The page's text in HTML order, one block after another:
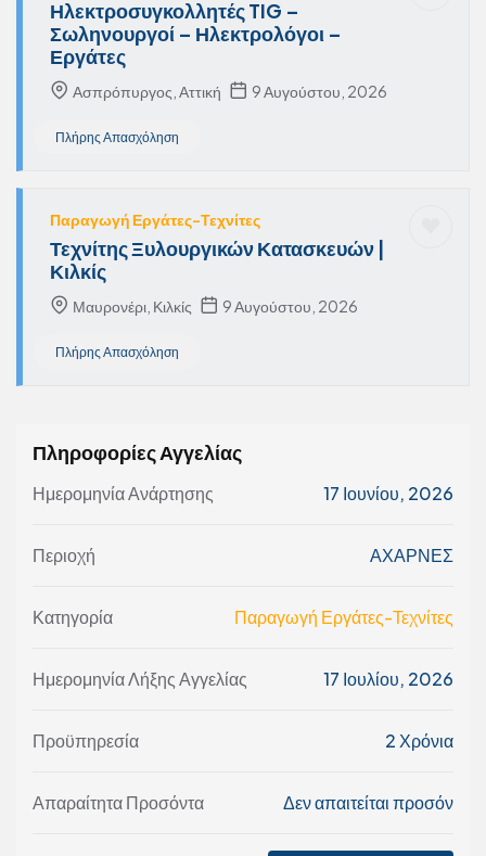
Ηλεκτροσυγκολλητές TIG –
Σωληνουργοί – Ηλεκτρολόγοι –
Εργάτες
Ασπρόπυργος, Αττική 9 Αυγούστου, 2026
Πλήρης Απασχόληση
Παραγωγή Εργάτες-Τεχνίτες
Τεχνίτης Ξυλουργικών Κατασκευών |
Κιλκίς
Μαυρονέρι, Κιλκίς 9 Αυγούστου, 2026
Πλήρης Απασχόληση
Πληροφορίες Αγγελίας
Ημερομηνία Ανάρτησης 17 Ιουνίου, 2026
Περιοχή ΑΧΑΡΝΕΣ
Κατηγορία Παραγωγή Εργάτες-Τεχνίτες
Ημερομηνία Λήξης Αγγελίας 17 Ιουλίου, 2026
Προϋπηρεσία 2 Χρόνια
Απαραίτητα Προσόντα Δεν απαιτείται προσόν